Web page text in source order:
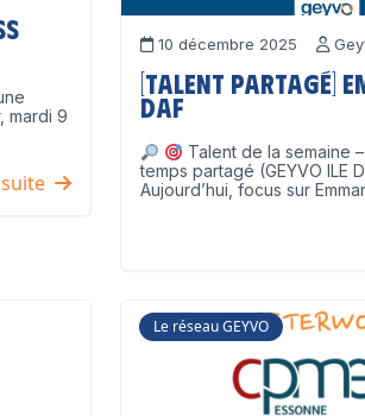
mardi 9
10 décembre 2025
[Talent partagé]
DAF
Talent de la semaine
temps partagé (GEYVO ILE
Aujourd’hui, focus sur
Le réseau GEYVO